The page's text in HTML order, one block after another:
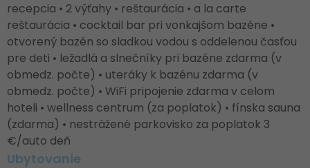
recepcia • 2 výťahy • reštaurácia • a la carte
reštaurácia • cocktail bar pri vonkajšom bazéne •
otvorený bazén so sladkou vodou s oddelenou časťou
pre deti • ležadlá a slnečníky pri bazéne zdarma (v
obmedz. počte) • uteráky k bazénu zdarma (v
obmedz. počte) • WiFi pripojenie zdarma v celom
hoteli • wellness centrum (za poplatok) • fínska sauna
(zdarma) • nestrážené parkovisko za poplatok 3
€/auto deň
Ubytovanie